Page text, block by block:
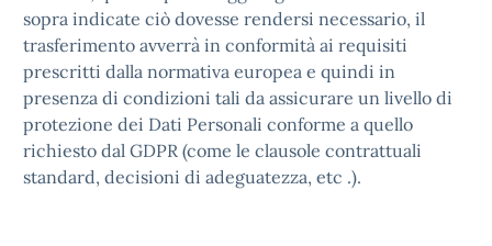
sopra indicate ciò dovesse rendersi necessario, il
trasferimento avverrà in conformità ai requisiti
prescritti dalla normativa europea e quindi in
presenza di condizioni tali da assicurare un livello di
protezione dei Dati Personali conforme a quello
richiesto dal GDPR (come le clausole contrattuali
standard, decisioni di adeguatezza, etc .).